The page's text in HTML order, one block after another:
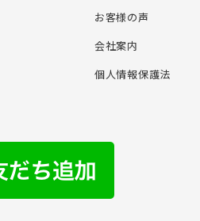
お客様の声
会社案内
個⼈情報保護法